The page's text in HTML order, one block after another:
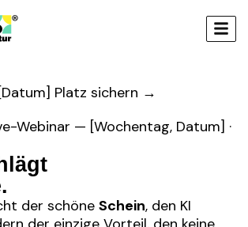
Platz sichern →
Webinar — [Wochentag, Datum] ·
.
der schöne Schein, den KI